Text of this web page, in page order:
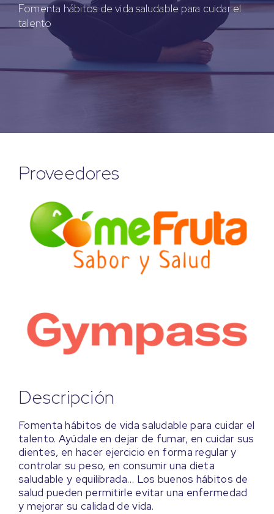
Fomenta hábitos de vida saludable para cuidar el
talento
Proveedores
Descripción
Fomenta hábitos de vida saludable para cuidar el
talento. Ayúdale en dejar de fumar, en cuidar sus
dientes, en hacer ejercicio en forma regular y
controlar su peso, en consumir una dieta
saludable y equilibrada… Los buenos hábitos de
salud pueden permitirle evitar una enfermedad
y mejorar su calidad de vida.